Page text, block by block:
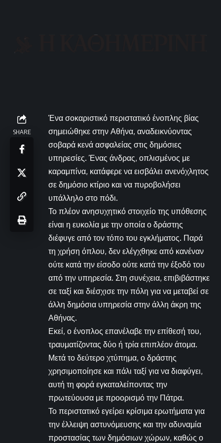
SHARE
Ένα σοκαριστικό περιστατικό ένοπλης βίας
σημειώθηκε στην Αθήνα, αναδεικνύοντας
σοβαρά κενά ασφαλείας στις δημόσιες
υπηρεσίες. Ένας άνδρας, οπλισμένος με
καραμπίνα, κατάφερε να εισβάλει ανενόχλητος
σε δημόσιο κτίριο και να πυροβολήσει
υπάλληλο στο πόδι.
Το πλέον ανησυχητικό στοιχείο της υπόθεσης
είναι η ευκολία με την οποία ο δράστης
διέφυγε από τον τόπο του εγκλήματος. Παρά
τη χρήση όπλου, δεν ελέγχθηκε από κανέναν
ούτε κατά την είσοδο ούτε κατά την έξοδό του
από την υπηρεσία. Στη συνέχεια, επιβιβάστηκε
σε ταξί και διέσχισε την πόλη για να μεταβεί σε
άλλη δημόσια υπηρεσία στην άλλη άκρη της
Αθήνας.
Εκεί, ο ένοπλος επανέλαβε την επίθεσή του,
τραυματίζοντας δύο ή τρία επιπλέον άτομα.
Μετά το δεύτερο χτύπημα, ο δράστης
χρησιμοποίησε και πάλι ταξί για να διαφύγει,
αυτή τη φορά εγκαταλείποντας την
πρωτεύουσα με προορισμό την Πάτρα.
Το περιστατικό εγείρει κρίσιμα ερωτήματα για
την έλλειψη αστυνόμευσης και την αδυναμία
προστασίας των δημόσιων χώρων, καθώς ο